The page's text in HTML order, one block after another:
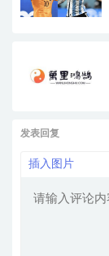
发表回复
插入图片